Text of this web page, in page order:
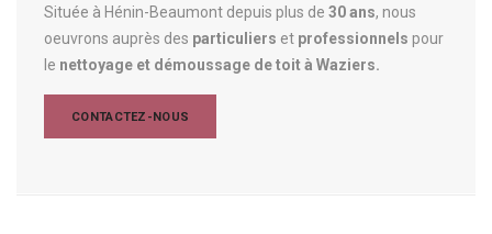
Située à Hénin-Beaumont depuis plus de 30ans, nous
oeuvrons auprès des particuliers et professionnels pour
le nettoyage et démoussage de toit à Waziers.
CONTACTEZ-NOUS